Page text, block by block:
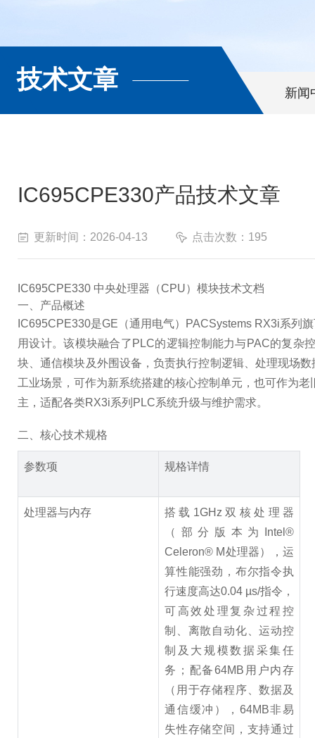
技术文章 新闻
IC695CPE330产品技术文章
更新时间：2026-04-13 点击次数：195
IC695CPE330 中央处理器（CPU）模块技术文档
一、产品概述
IC695CPE330是GE（通用电气）PACSystems RX3i系列
用设计。该模块融合了PLC的逻辑控制能力与PAC的复杂
块、通信模块及外围设备，负责执行控制逻辑、处理现场
工业场景，可作为新系统搭建的核心控制单元，也可作为
主，适配各类RX3i系列PLC系统升级与维护需求。
二、核心技术规格
参数项 规格详情
处理器与内存
搭载1GHz双核处理器
（部分版本为Intel®
Celeron® M处理器），运
算性能强劲，布尔指令执
行速度高达0.04 µs/指令，
可高效处理复杂过程控
制、离散自动化、运动控
制及大规模数据采集任
务；配备64MB用户内存
（用于存储程序、数据及
通信缓冲），64MB非易
失性存储空间，支持通过